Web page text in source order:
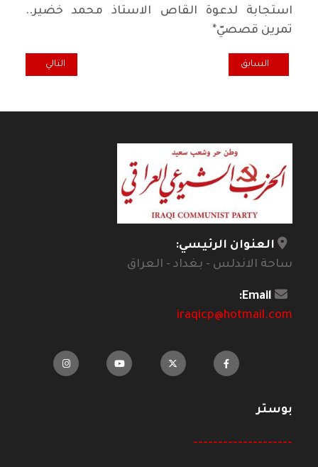
استجابة لدعوة القاص الاستاذ محمد خضير..
تمرين قصصيّ*
المقال السابق: محمد علي محي الدين.. قلم ناقد منحاز للوطن
السابق المقال التالي:
التالي
العنوان الرئيسي:
ساحة الاندلس - بغداد - العراق
Email:
iraqicp@hotmail.com
بوستر
--------------------